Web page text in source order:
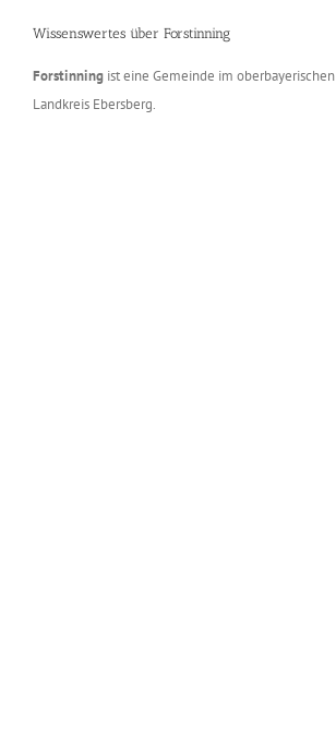
Wissenswertes über Forstinning
Forstinning ist eine Gemeinde im oberbayerischen
Landkreis Ebersberg.